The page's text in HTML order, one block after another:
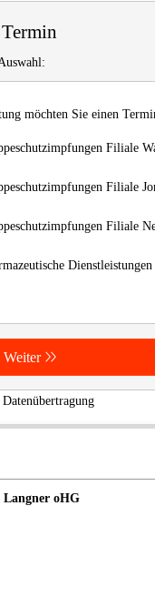
möchten Sie einen
Filiale
Filiale
Filiale
Weiter
oHG